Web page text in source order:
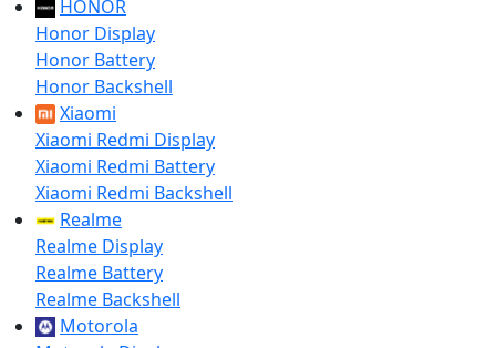
HONOR
Honor Display
Honor Battery
Honor Backshell
Xiaomi
Xiaomi Redmi Display
Xiaomi Redmi Battery
Xiaomi Redmi Backshell
Realme
Realme Display
Realme Battery
Realme Backshell
Motorola